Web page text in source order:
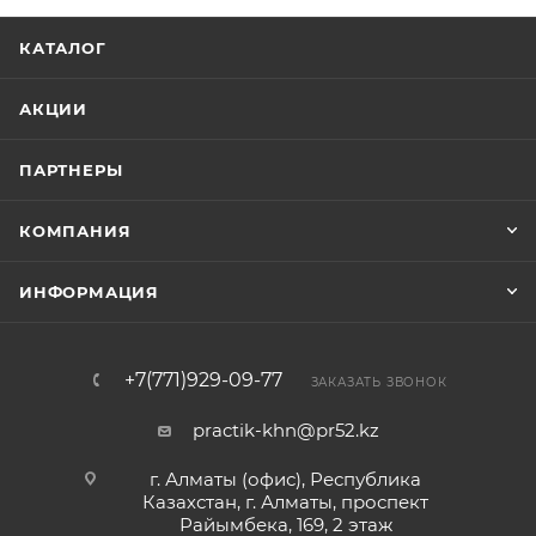
КАТАЛОГ
АКЦИИ
ПАРТНЕРЫ
КОМПАНИЯ
ИНФОРМАЦИЯ
+7(771)929-09-77 ЗАКАЗАТЬ ЗВОНОК
practik-khn@pr52.kz
г. Алматы (офис), Республика
Казахстан, г. Алматы, проспект
Райымбека, 169, 2 этаж